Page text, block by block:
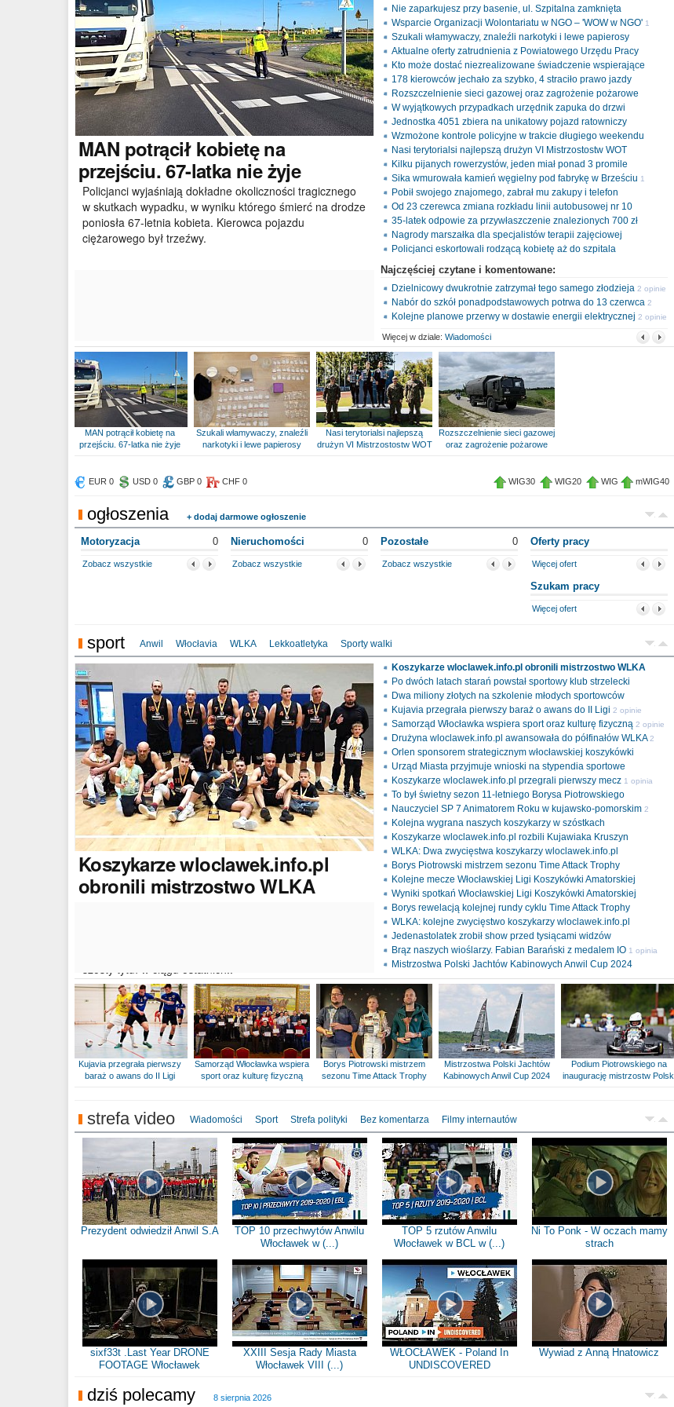
MAN potrącił kobietę na
przejściu. 67-latka nie żyje
Policjanci wyjaśniają dokładne okoliczności tragicznego
w skutkach wypadku, w wyniku którego śmierć na drodze
poniosła 67-letnia kobieta. Kierowca pojazdu
ciężarowego był trzeźwy.
Nie zaparkujesz przy basenie, ul. Szpitalna zamknięta
Wsparcie Organizacji Wolontariatu w NGO – 'WOW w NGO' 1
opinia
Szukali włamywaczy, znaleźli narkotyki i lewe papierosy
Aktualne oferty zatrudnienia z Powiatowego Urzędu Pracy
Kto może dostać niezrealizowane świadczenie wspierające
178 kierowców jechało za szybko, 4 straciło prawo jazdy
Rozszczelnienie sieci gazowej oraz zagrożenie pożarowe
W wyjątkowych przypadkach urzędnik zapuka do drzwi
Jednostka 4051 zbiera na unikatowy pojazd ratowniczy
Wzmożone kontrole policyjne w trakcie długiego weekendu
Nasi terytorialsi najlepszą drużyn VI Mistrzostostw WOT
Kilku pijanych rowerzystów, jeden miał ponad 3 promile
Sika wmurowała kamień węgielny pod fabrykę w Brześciu 1
opinia
Pobił swojego znajomego, zabrał mu zakupy i telefon
Od 23 czerewca zmiana rozkładu linii autobusowej nr 10
35-latek odpowie za przywłaszczenie znalezionych 700 zł
Nagrody marszałka dla specjalistów terapii zajęciowej
Policjanci eskortowali rodzącą kobietę aż do szpitala
Najczęściej czytane i komentowane:
Dzielnicowy dwukrotnie zatrzymał tego samego złodzieja 2 opinie
Nabór do szkół ponadpodstawowych potrwa do 13 czerwca 2
opinie
Kolejne planowe przerwy w dostawie energii elektrycznej 2 opinie
Więcej w dziale: Wiadomości
MAN potrącił kobietę na
przejściu. 67-latka nie żyje
Szukali włamywaczy, znaleźli
narkotyki i lewe papierosy
Nasi terytorialsi najlepszą
drużyn VI Mistrzostostw WOT
Rozszczelnienie sieci gazowej
oraz zagrożenie pożarowe
EUR 0 USD 0 GBP 0 CHF 0 WIG30 WIG20 WIG mWIG40
ogłoszenia + dodaj darmowe ogłoszenie
Motoryzacja 0
Zobacz wszystkie
Nieruchomości 0
Zobacz wszystkie
Pozostałe 0
Zobacz wszystkie
Oferty pracy
Więcej ofert
Szukam pracy
Więcej ofert
sport Anwil Włocłavia WLKA Lekkoatletyka Sporty walki
Koszykarzewloclawek.info.pl
obronili mistrzostwo WLKA
Koszykarze wloclawek.info.pl obronili mistrzostwo WLKA
Po dwóch latach starań powstał sportowy klub strzelecki
Dwa miliony złotych na szkolenie młodych sportowców
Kujavia przegrała pierwszy baraż o awans do II Ligi 2 opinie
Samorząd Włocławka wspiera sport oraz kulturę fizyczną 2 opinie
Drużyna wloclawek.info.pl awansowała do półfinałów WLKA 2
opinie
Orlen sponsorem strategicznym włocławskiej koszykówki
Urząd Miasta przyjmuje wnioski na stypendia sportowe
Koszykarze wloclawek.info.pl przegrali pierwszy mecz 1 opinia
To był świetny sezon 11-letniego Borysa Piotrowskiego
Nauczyciel SP 7 Animatorem Roku w kujawsko-pomorskim 2
opinie
Kolejna wygrana naszych koszykarzy w szóstkach
Koszykarze wloclawek.info.pl rozbili Kujawiaka Kruszyn
WLKA: Dwa zwycięstwa koszykarzy wloclawek.info.pl
Borys Piotrowski mistrzem sezonu Time Attack Trophy
Kolejne mecze Włocławskiej Ligi Koszykówki Amatorskiej
Wyniki spotkań Włocławskiej Ligi Koszykówki Amatorskiej
Borys rewelacją kolejnej rundy cyklu Time Attack Trophy
WLKA: kolejne zwycięstwo koszykarzy wloclawek.info.pl
Jedenastolatek zrobił show przed tysiącami widzów
Brąz naszych wioślarzy. Fabian Barański z medalem IO 1 opinia
Mistrzostwa Polski Jachtów Kabinowych Anwil Cup 2024
Kujavia przegrała pierwszy
baraż o awans do II Ligi
Samorząd Włocławka wspiera
sport oraz kulturę fizyczną
Borys Piotrowski mistrzem
sezonu Time Attack Trophy
Mistrzostwa Polski Jachtów
Kabinowych Anwil Cup 2024
Podium Piotrowskiego na
inaugurację mistrzostw Polski
strefa video Wiadomości Sport Strefa polityki Bez komentarza Filmy internautów
Prezydent odwiedził Anwil S.A
TOP 10 przechwytów Anwilu
Włocławek w (...)
TOP 5 rzutów Anwilu
Włocławek w BCL w (...)
Ni To Ponk - W oczach mamy
strach
sixf33t .Last Year DRONE
FOOTAGE Włocławek
XXIII Sesja Rady Miasta
Włocławek VIII (...)
WŁOCŁAWEK - Poland In
UNDISCOVERED
Wywiad z Anną Hnatowicz
dziś polecamy 8 sierpnia 2026